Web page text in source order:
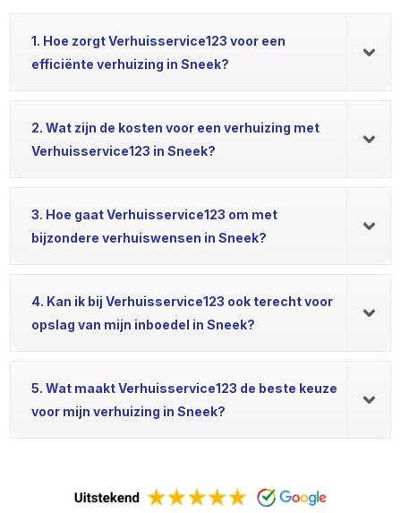
1. Hoe zorgt Verhuisservice123 voor een
efficiënte verhuizing in Sneek?
2. Wat zijn de kosten voor een verhuizing met
Verhuisservice123 in Sneek?
3. Hoe gaat Verhuisservice123 om met
bijzondere verhuiswensen in Sneek?
4. Kan ik bij Verhuisservice123 ook terecht voor
opslag van mijn inboedel in Sneek?
5. Wat maakt Verhuisservice123 de beste keuze
voor mijn verhuizing in Sneek?